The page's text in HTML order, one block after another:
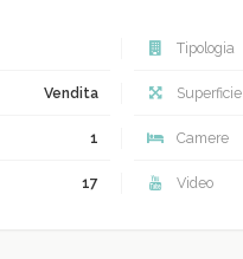
Tipologia
Vendita Superficie
1 Camere
17 Video